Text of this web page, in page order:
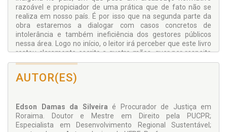
razoável e propiciador de uma prática que de fato não se
realiza em nosso país. É por isso que na segunda parte da
obra estaremos a dialogar com casos concretos de
intolerância e também ineficiência dos gestores públicos
nessa área. Logo no início, o leitor irá perceber que este livro
restou claramente escrito a quatro mãos, quer por respeito
ao estilo da escrita de cada um dos autores, quer pela lente
temática com que foram tratados os assuntos, alinhados
primeiramente no modo a interessar os fundamentos
hermenêutica jurídica construtiva. Imaginamos elaborar algo
que fosse de fácil leitura, acessível à compreensão de todos
e ainda esclarecedor de algumas situações que não
AUTOR(ES)
Edson Damas da Silveira é Procurador de Justiça em
Roraima. Doutor e Mestre em Direito pela PUCPR;
Especialista em Desenvolvimento Regional Sustentável;